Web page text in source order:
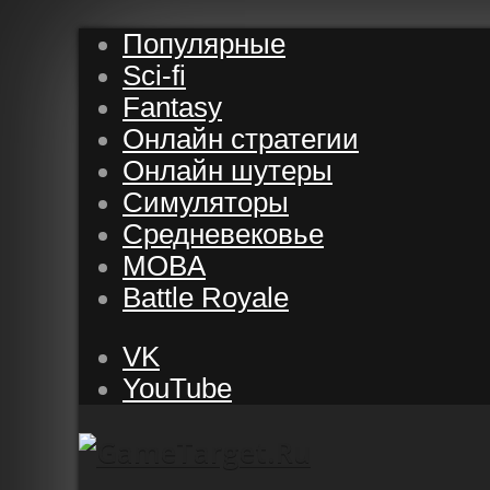
Популярные
Sci-fi
Fantasy
Онлайн стратегии
Онлайн шутеры
Симуляторы
Средневековье
MOBA
Battle Royale
VK
YouTube